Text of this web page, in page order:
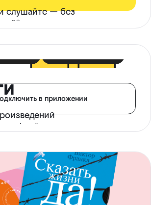
слушайте — без
офлайн
в приложении